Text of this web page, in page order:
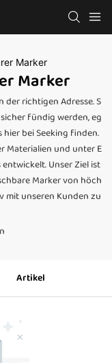
Marker
Marker
der richtigen Adresse. S
fündig werden, eg
hier bei Seeking finden.
Materialien und unter E
Unser Ziel ist
Marker von höch
mit unseren Kunden zu
Artikel